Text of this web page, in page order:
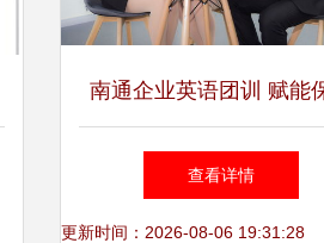
南通企业英语团训 赋能
代理销售，开拓国际化市
查看详情
更新时间：2026-08-06 19:31:28